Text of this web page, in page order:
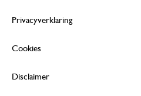
Privacyverklaring
Cookies
Disclaimer